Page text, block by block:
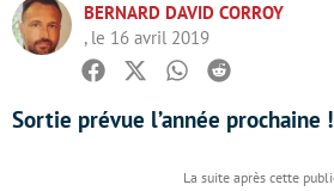
BERNARD DAVID CORROY
, le 16 avril 2019
Facebook
TwitterWhatsapp
Reddit
Sortie prévue l’année prochaine !